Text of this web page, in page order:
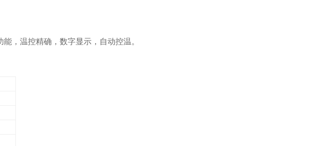
，温控精确，数字显示，自动控温。